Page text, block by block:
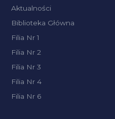
Aktualności
Biblioteka Główna
Filia Nr 1
Filia Nr 2
Filia Nr 3
Filia Nr 4
Filia Nr 6